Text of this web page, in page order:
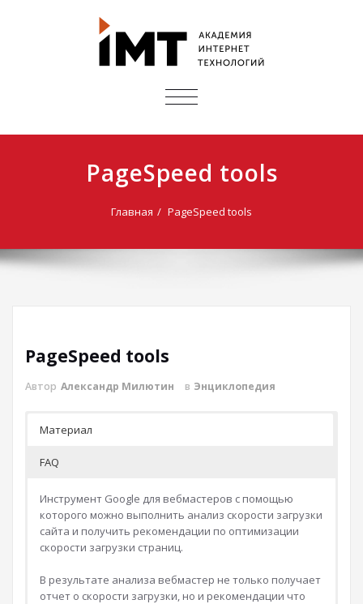
ПОКАЗАТЬ/
PageSpeed tools
Главная PageSpeed tools
PageSpeed tools
Автор Александр Милютин в Энциклопедия
Материал
FAQ
Инструмент Google для вебмастеров с помощью
которого можно выполнить анализ скорости загрузки
сайта и получить рекомендации по оптимизации
скорости загрузки страниц.
В результате анализа вебмастер не только получает
отчет о скорости загрузки, но и рекомендации что